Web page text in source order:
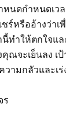
หนดกำหนดเว
ร์หรืออ้างว่าเ
นี้ทำให้ตกใจ
ณจะเย็นลง เ
ามกลัวและเร่
ร